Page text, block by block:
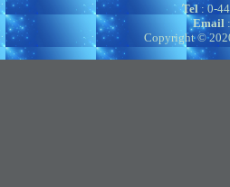
Tel: 0-
Email
Copyright ©